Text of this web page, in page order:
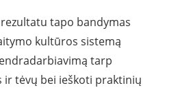
tapo bandymas
kultūros sistemą
tarp
tėvų bei ieškoti praktinių